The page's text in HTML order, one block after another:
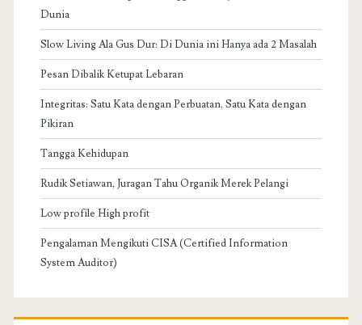
Dunia
Slow Living Ala Gus Dur: Di Dunia ini Hanya ada 2 Masalah
Pesan Dibalik Ketupat Lebaran
Integritas: Satu Kata dengan Perbuatan, Satu Kata dengan
Pikiran
Tangga Kehidupan
Rudik Setiawan, Juragan Tahu Organik Merek Pelangi
Low profile High profit
Pengalaman Mengikuti CISA (Certified Information
System Auditor)